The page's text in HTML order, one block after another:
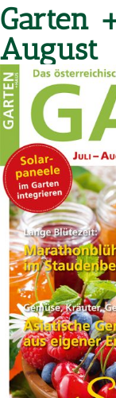
Garten
August